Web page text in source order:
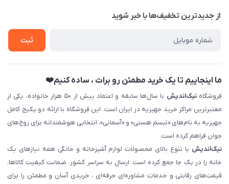
فروش‌اقساطی
از جدید‌ترین تخفیف‌ها با‌ خبر شوید
ثبت
ما اینجاییم تا یک خرید مطمئن رو برات ، ساده کنیم❤️
فروشگاهنیک‌اندیش
با سال‌ها سابقه و اعتماد بیش از ۵۰ هزار خانواده، یکی از
معتبرترین مراکز خرید جهیزیه در ایران است. این فروشگاه با ارائه دو پکیج کامل
جهیزیه به نام‌های «تبسم هستی» و «آسمانی»، انتخابی هوشمندانه برای زوج‌های
جوان فراهم کرده است.
نیک‌اندیش با تنوع بالای محصولات لوازم آشپزخانه و خانگی همه نیازهای یک
خانه را در یک جا جمع کرده است. ارسال به سراسر کشور، ضمانت کیفیت کالاها،
قیمت‌های رقابتی و خدمات مشاوره‌ای حرفه‌ای ، خریدی آسان و مطمئن را برای